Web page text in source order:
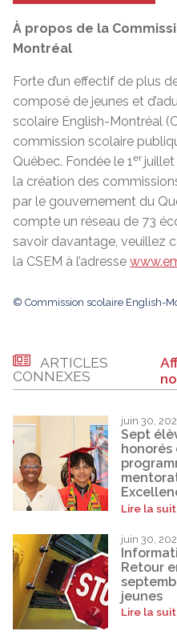
À propos de la
Montréal
Forte d’un effectif de plus
composé de jeunes et
scolaire English-Montréal
commission scolaire
Québec. Fondée le 1 er
la création des
par le gouvernement du
compte un réseau de 73
savoir davantage, veuillez
la CSEM à l’adresse
© Commission scolaire English-
ARTICLES
CONNEXES
juin 30,
Sept
honorés
Lire la
juin 30,
Retour
jeunes
Lire la